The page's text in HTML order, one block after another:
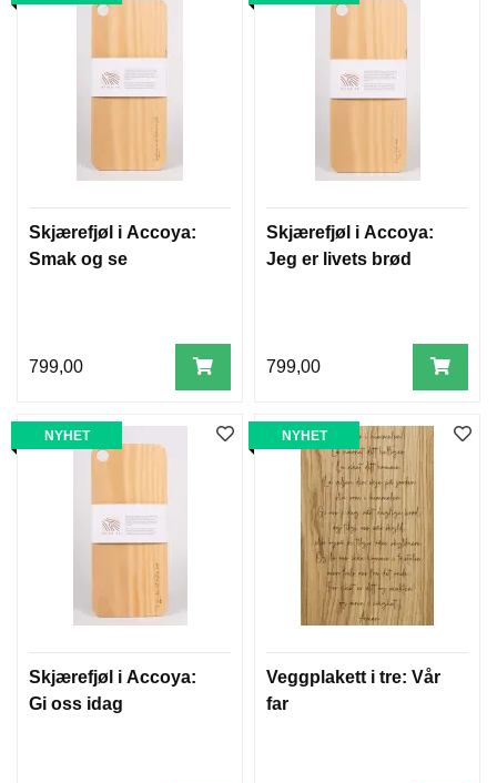
Skjærefjøl i Accoya:
Smak og se
799,00
Skjærefjøl i Accoya:
Jeg er livets brød
799,00
NYHET
Skjærefjøl i Accoya:
Gi oss idag
NYHET
Veggplakett i tre: Vår
far